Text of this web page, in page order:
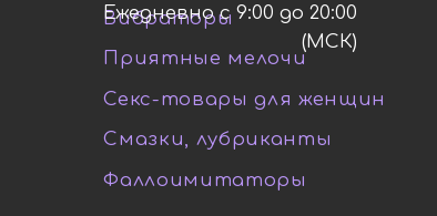
Вибраторы
Приятные мелочи
Секс-товары для женщин
Смазки, лубриканты
Фаллоимитаторы
Ежедневно с 9:00 до 20:00
(МСК)